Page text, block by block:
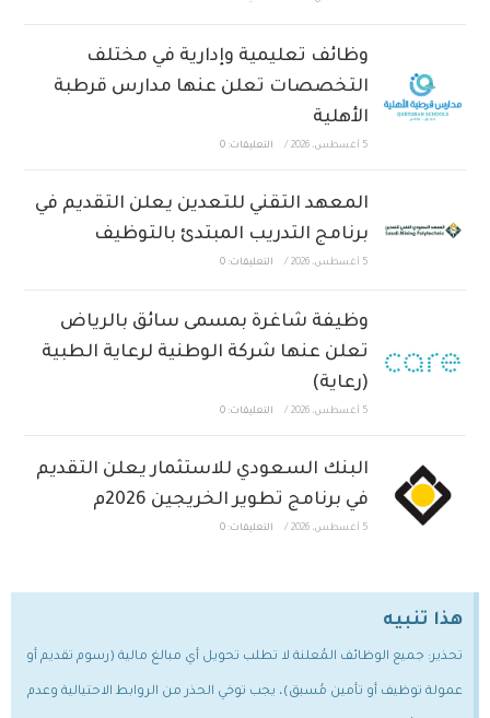
وظائف تعليمية وإدارية في مختلف
التخصصات تعلن عنها مدارس قرطبة
الأهلية
5 أغسطس، 2026 / التعليقات: 0
المعهد التقني للتعدين يعلن التقديم في
برنامج التدريب المبتدئ بالتوظيف
5 أغسطس، 2026 / التعليقات: 0
وظيفة شاغرة بمسمى سائق بالرياض
تعلن عنها شركة الوطنية لرعاية الطبية
(رعاية)
5 أغسطس، 2026 / التعليقات: 0
البنك السعودي للاستثمار يعلن التقديم
في برنامج تطوير الخريجين 2026م
5 أغسطس، 2026 / التعليقات: 0
هذا تنبيه
تحذير: جميع الوظائف المُعلنة لا تطلب تحويل أي مبالغ مالية (رسوم تقديم أو
عمولة توظيف أو تأمين مُسبق)، يجب توخي الحذر من الروابط الاحتيالية وعدم